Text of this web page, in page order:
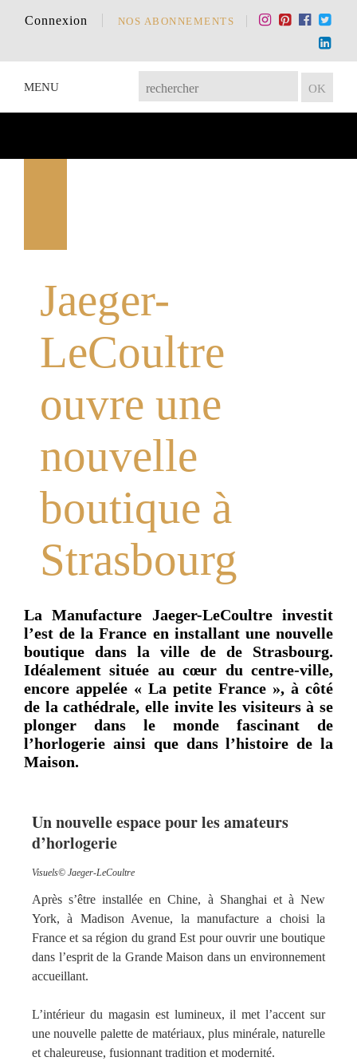
Connexion NOS ABONNEMENTS
MENU
Jaeger-
LeCoultre
ouvre une
nouvelle
boutique à
Strasbourg
La Manufacture Jaeger-LeCoultre investit
l’est de la France en installant une nouvelle
boutique dans la ville de de Strasbourg.
Idéalement située au cœur du centre-ville,
encore appelée « La petite France », à côté
de la cathédrale, elle invite les visiteurs à se
plonger dans le monde fascinant de
l’horlogerie ainsi que dans l’histoire de la
Maison.
Un nouvelle espace pour les amateurs
d’horlogerie
Visuels© Jaeger-LeCoultre
Après s’être installée en Chine, à Shanghai et à New
York, à Madison Avenue, la manufacture a choisi la
France et sa région du grand Est pour ouvrir une boutique
dans l’esprit de la Grande Maison dans un environnement
accueillant.
L’intérieur du magasin est lumineux, il met l’accent sur
une nouvelle palette de matériaux, plus minérale, naturelle
et chaleureuse, fusionnant tradition et modernité.